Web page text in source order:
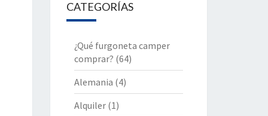
CATEGORÍAS
¿Qué furgoneta camper
comprar? (64)
Alemania (4)
Alquiler(1)